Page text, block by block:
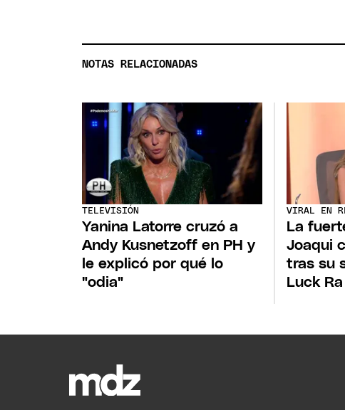
NOTAS RELACIONADAS
TELEVISIÓN
Yanina Latorre cruzó a
Andy Kusnetzoff en PH y
le explicó por qué lo
"odia"
VIRAL EN
La
Joaqui
tras su
Luck Ra